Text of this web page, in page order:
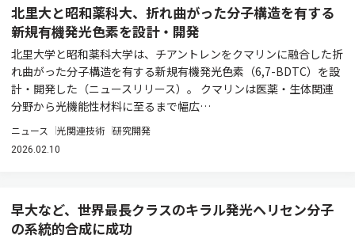
北里大と昭和薬科大、折れ曲がった分子構造を有する
新規有機発光色素を設計・開発
北里大学と昭和薬科大学は、チアントレンをクマリンに融合した折
れ曲がった分子構造を有する新規有機発光色素（6,7-BDTC）を設
計・開発した（ニュースリリース）。 クマリンは医薬・生体関連
分野から光機能性材料に至るまで幅広…
ニュース 光関連技術 研究開発
2026.02.10
早大など、世界最長クラスのキラル発光ヘリセン分子
の系統的合成に成功